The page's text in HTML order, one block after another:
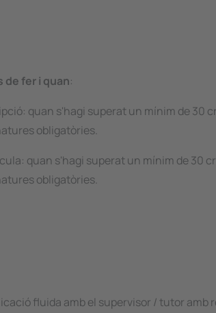
de fer i quan:
quan s'hagi superat un mínim de 30
obligatòries.
quan s'hagi superat un mínim de 30
obligatòries.
fluida amb el supervisor / tutor amb